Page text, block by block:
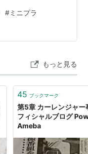
#ミニプラ
もっと見る
45 ブックマーク
第5章 カーレンジャー
フィシャルブログ
Ameba